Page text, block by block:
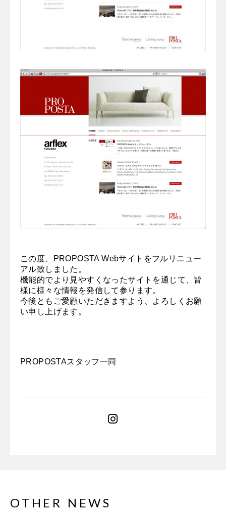
この度、PROPOSTA Webサイトをフルリニュー
アル致しました。
機能的でより見やすくなったサイトを通じて、皆
様に様々な情報を発信して参ります。
今後ともご愛顧いただきますよう、よろしくお願
い申し上げます。
PROPOSTAスタッフ一同
OTHER NEWS